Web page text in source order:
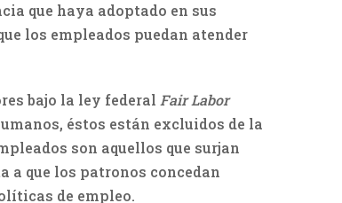
que haya adoptado en sus
los empleados puedan atender
bajo la ley federal Fair Labor
éstos están excluidos de la
son aquellos que surjan
a que los patronos concedan
de empleo.